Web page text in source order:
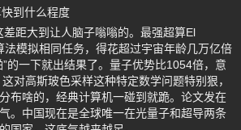
到什么程度
距大到让人脑子嗡嗡的。最强超算El
模拟相同任务，得花超过宇宙年龄几万亿倍
的一下就出结果了。量子优势比1054倍，意
对高斯玻色采样这种特定数学问题特别狠，
布啥的，经典计算机一碰到就跪。论文发在
。中国现在是全球唯一在光量子和超导两条